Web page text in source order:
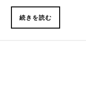
続きを読む